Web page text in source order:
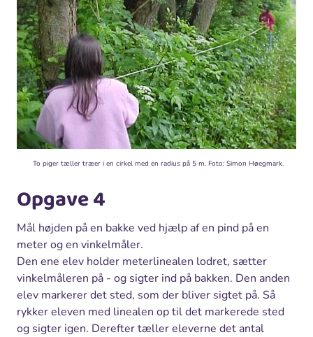
To piger tæller træer i en cirkel med en radius på 5 m. Foto: Simon Høegmark.
Opgave 4
Mål højden på en bakke ved hjælp af en pind på en
meter og en vinkelmåler.
Den ene elev holder meterlinealen lodret, sætter
vinkelmåleren på - og sigter ind på bakken. Den anden
elev markerer det sted, som der bliver sigtet på. Så
rykker eleven med linealen op til det markerede sted
og sigter igen. Derefter tæller eleverne det antal